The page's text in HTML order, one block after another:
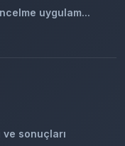
uygulam...
sonuçları